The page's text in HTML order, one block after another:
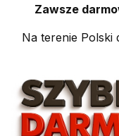
Zawsze
Na terenie Polski